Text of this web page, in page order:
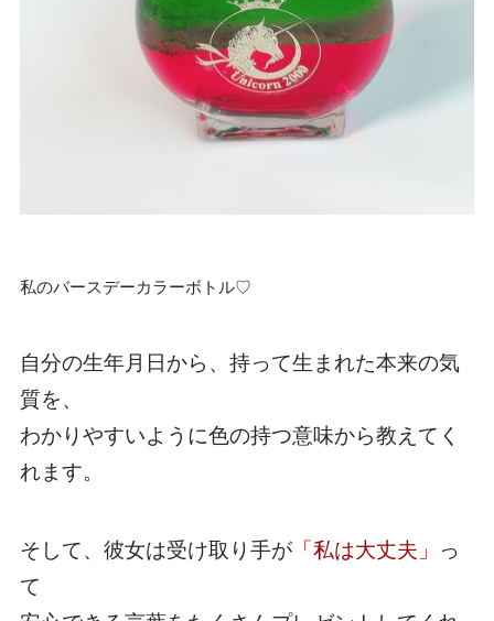
私のバースデーカラーボトル♡
自分の生年月日から、持って生まれた本来の気
質を、
わかりやすいように色の持つ意味から教えてく
れます。
そして、彼女は受け取り手が「私は大丈夫」
っ
て